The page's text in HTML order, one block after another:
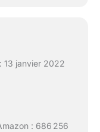
13 janvier 2022
: 686 256